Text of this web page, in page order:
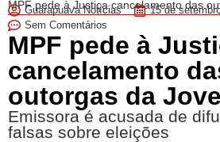
MPF pede à Justiça cancelamento das
Guarapuava Notícias 15 de
Sem Comentários
MPF pede à
cancelamento
outorgas da
Emissora é acusada de
falsas sobre eleições